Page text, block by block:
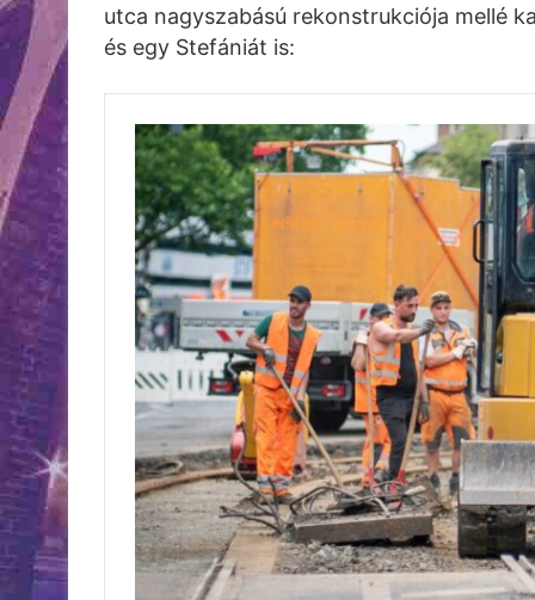
utca nagyszabású rekonstrukciója mellé
és egy Stefániát is: